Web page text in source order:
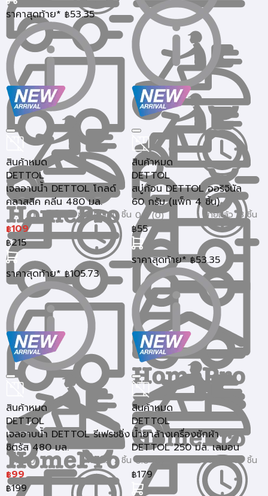
ราคาสุดท้าย* ฿53.35
สินค้าหมด
DETTOL
เจลอาบน้ำ DETTOL โกลด์
คลาสสิค คลีน 480 มล.
0.0 (0) ขายแล้ว 10 ชิ้น
฿109
฿215
ราคาสุดท้าย* ฿105.73
สินค้าหมด
DETTOL
สบู่ก้อน DETTOL ออริจินัล
60 กรัม (แพ็ก 4 ชิ้น)
0.0 (0) ขายแล้ว 13 ชิ้น
฿55
ราคาสุดท้าย* ฿53.35
สินค้าหมด
DETTOL
เจลอาบน้ำ DETTOL รีเฟรชชิ่ง
ซิตรัส 480 มล.
0.0 (0) ขายแล้ว 7 ชิ้น
฿99
฿199
สินค้าหมด
DETTOL
น้ำยาล้างเครื่องซักผ้า
DETTOL 250 มล. เลมอน
0.0 (0) ขายแล้ว 33 ชิ้น
฿179